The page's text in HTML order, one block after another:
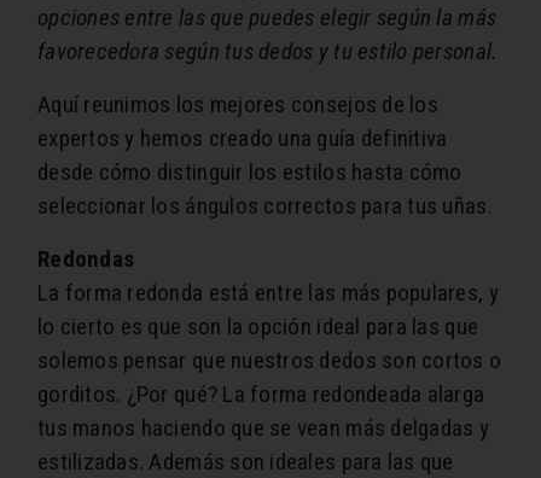
opciones entre las que puedes elegir según la más
favorecedora según tus dedos y tu estilo personal.
Aquí reunimos los mejores consejos de los
expertos y hemos creado una guía definitiva
desde cómo distinguir los estilos hasta cómo
seleccionar los ángulos correctos para tus uñas.
Redondas
La forma redonda está entre las más populares, y
lo cierto es que son la opción ideal para las que
solemos pensar que nuestros dedos son cortos o
gorditos. ¿Por qué? La forma redondeada alarga
tus manos haciendo que se vean más delgadas y
estilizadas. Además son ideales para las que